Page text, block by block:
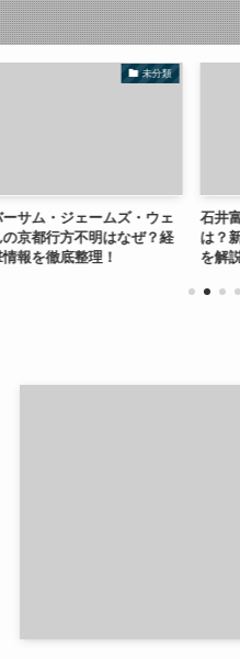
ェームズ・ウェ
不明はなぜ？経
整理！
石井富夫の顔
は？新聞トラ